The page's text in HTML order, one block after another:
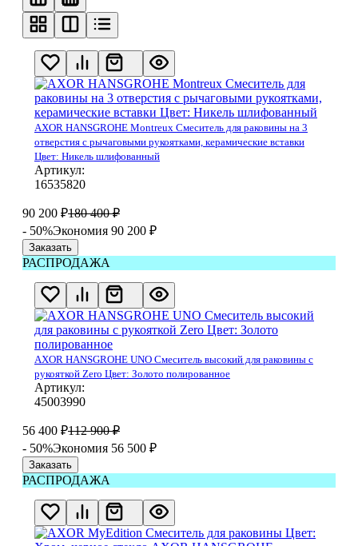
AXOR HANSGROHE Montreux Смеситель для раковины на 3
отверстия с рычаговыми рукоятками, керамические вставки
Цвет: Никель шлифованный
Артикул:
16535820
90 200 ₽180 400 ₽
- 50%Экономия 90 200 ₽
Заказать
РАСПРОДАЖА
AXOR HANSGROHE UNO Смеситель высокий для раковины с
рукояткой Zero Цвет: Золото полированное
Артикул:
45003990
56 400 ₽112 900 ₽
- 50%Экономия 56 500 ₽
Заказать
РАСПРОДАЖА